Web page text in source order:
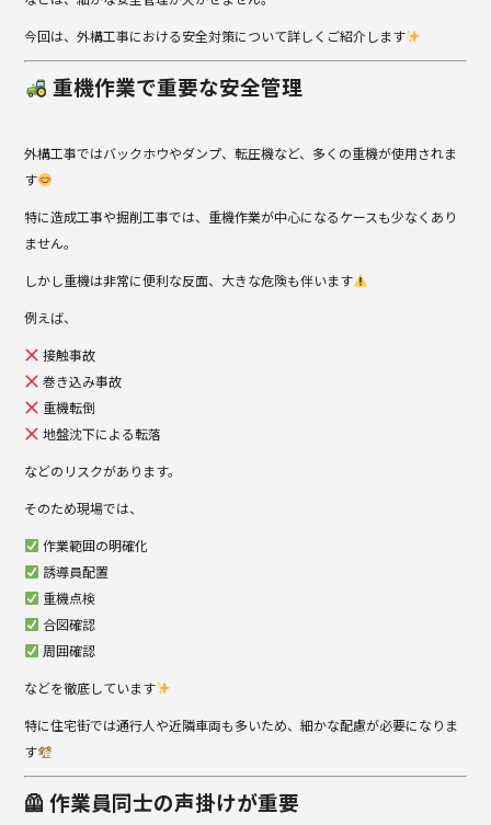
今回は、外構工事における安全対策について詳しくご紹介します
重機作業で重要な安全管理
外構工事ではバックホウやダンプ、転圧機など、多くの重機が使用されま
す
特に造成工事や掘削工事では、重機作業が中心になるケースも少なくあり
ません。
しかし重機は非常に便利な反面、大きな危険も伴います
例えば、
接触事故
巻き込み事故
重機転倒
地盤沈下による転落
などのリスクがあります。
そのため現場では、
作業範囲の明確化
誘導員配置
重機点検
合図確認
周囲確認
などを徹底しています
特に住宅街では通行人や近隣車両も多いため、細かな配慮が必要になりま
す
🦺 作業員同士の声掛けが重要